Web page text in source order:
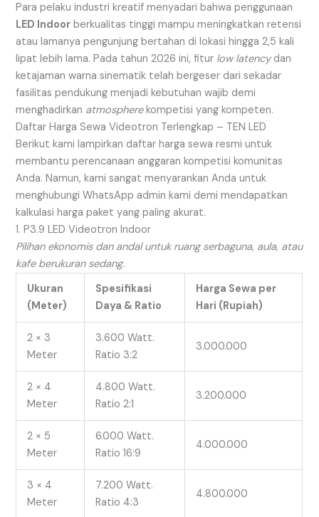
Para pelaku industri kreatif menyadari bahwa penggunaan
LED Indoor berkualitas tinggi mampu meningkatkan retensi
atau lamanya pengunjung bertahan di lokasi hingga 2,5 kali
lipat lebih lama. Pada tahun 2026 ini, fitur low latencydan
ketajaman warna sinematik telah bergeser dari sekadar
fasilitas pendukung menjadi kebutuhan wajib demi
menghadirkan atmospherekompetisi yang kompeten.
Daftar Harga Sewa Videotron Terlengkap – TEN LED
Berikut kami lampirkan daftar harga sewa resmi untuk
membantu perencanaan anggaran kompetisi komunitas
Anda. Namun, kami sangat menyarankan Anda untuk
menghubungi WhatsApp admin kami demi mendapatkan
kalkulasi harga paket yang paling akurat.
1. P3.9 LED Videotron Indoor
Pilihan ekonomis dan andal untuk ruang serbaguna, aula, atau
kafe berukuran sedang.
Ukuran
(Meter)
Spesifikasi
Daya & Ratio
Harga Sewa per
Hari (Rupiah)
2 × 3
Meter
3.600 Watt.
Ratio 3:2
3.000.000
2 × 4
Meter
4.800 Watt.
Ratio 2:1
3.200.000
2 × 5
Meter
6.000 Watt.
Ratio 16:9
4.000.000
3 × 4
Meter
7.200 Watt.
Ratio 4:3
4.800.000